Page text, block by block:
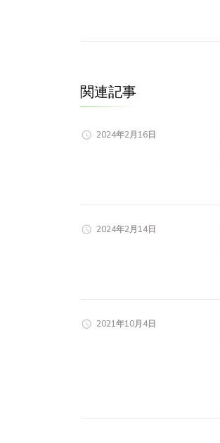
関連記事
2024年2月16日
2024年2月14日
2021年10月4日